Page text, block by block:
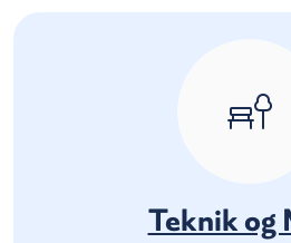
Teknik og